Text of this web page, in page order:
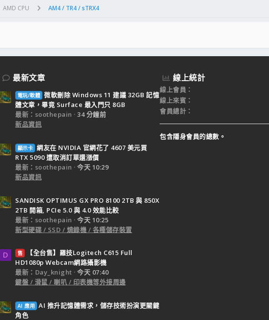
AMD CPU AM4 / TR4 / sTRX4
最新文章
電玩/軟體 微軟刪除 Windows 11 建議 32GB 記憶
體文章，畢竟 Surface 最入門只 8GB
最新：soothepain
34 分鐘前
新品資訊
顯示卡 網友在 NVIDIA 官網花了 4607 美元買
RTX 5090 遭取消訂單還漲價
最新：soothepain
今天 10:29
新品資訊
SANDISK OPTIMUS GX PRO 8100 2TB 與 850X
2TB 開箱, PCIe 5.0 與 4.0 效能比較
最新：soothepain
今天 10:25
新型硬碟 / SSD / 燒錄機 / 各種儲存裝置
D 售
【全台售】羅技Logitech C615 Full
HD1080p Webcam網路攝影機
最新：Day_knight
今天 07:40
鍵盤 / 滑鼠 / 喇叭 / 印表機等外接周邊
AI 應用 AI 推升記憶體需求，儲存技術扮演更關鍵
角色
線上統計
線上會員
線上來賓
會員總計
包含隱身會員的總數。